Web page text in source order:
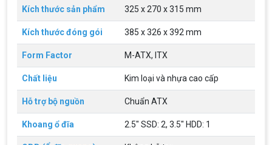
Kích thước sản phẩm 325 x 270 x 315 mm
Kích thước đóng gói 385 x 326 x 392 mm
Form Factor M-ATX, ITX
Chất liệu Kim loại và nhựa cao cấp
Hỗ trợ bộ nguồn Chuẩn ATX
Khoang ổ đĩa 2.5" SSD: 2, 3.5" HDD: 1
Hãng ASRock Công Bố 2 dòng Card Đồ
Họa AMD Radeon™ RX 6600 XT
Game 1080p Tối Ưu
Nên Hay Không Dùng Tivi Thay Cho Màn
Hình Máy Tính?
dụng tivi để làm màn hình máy tính hay không? Vì